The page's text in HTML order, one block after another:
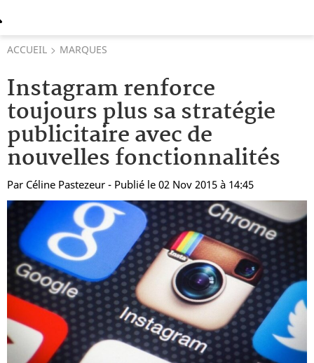
ACCUEIL MARQUES
Instagram renforce
toujours plus sa stratégie
publicitaire avec de
nouvelles fonctionnalités
Par Céline Pastezeur - Publié le 02 Nov 2015 à 14:45